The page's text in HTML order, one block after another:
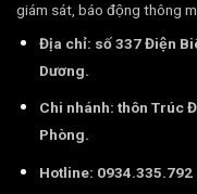
giám sát, báo động thông
Địa chỉ: số 337 Điện
Dương.
Chi nhánh: thôn Trúc
Phòng.
Hotline: 0934.335.792